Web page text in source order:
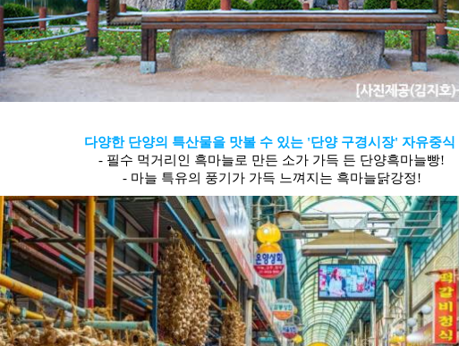
다양한 단양의 특산물을 맛볼 수 있는 '단양 구경시장' 자유중식
- 필수 먹거리인 흑마늘로 만든 소가 가득 든 단양흑마늘빵!
- 마늘 특유의 풍기가 가득 느껴지는 흑마늘닭강정!